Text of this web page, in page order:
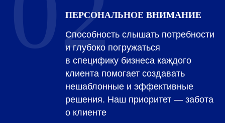
ПЕРСОНАЛЬНОЕ ВНИМАНИЕ
Способность слышать потребности
и глубоко погружаться
в специфику бизнеса каждого
клиента помогает создавать
нешаблонные и эффективные
решения. Наш приоритет — забота
о клиенте